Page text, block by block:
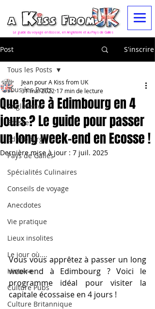
Le guide du voyage en Ecosse, en Angleterre et au Pays de Galles
Post S'inscrire
Tous les Posts
Angleterre
Ecosse
Edimbourg
Pays de Galles
Spécialités Culinaires
Conseils de voyage
Anecdotes
Vie pratique
Lieux insolites
Le jour où....
Histoire
Culture Pubs
Culture Britannique
Tous les Posts
Que faire à Edimbourg en 4
jours ? Le guide pour passer
un long week-end en Ecosse !
Jean pour A Kiss from UK
31 mai 2022 17 min de lecture
Dernière mise à jour : 7 juil. 2025
Vous vous apprêtez à passer un long
week-end à Edimbourg ? Voici le
programme idéal pour visiter la
capitale écossaise en 4 jours !